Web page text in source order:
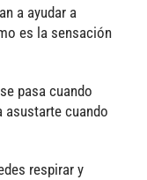
a ayudar a
es la sensación
pasa cuando
cuando
respirar y